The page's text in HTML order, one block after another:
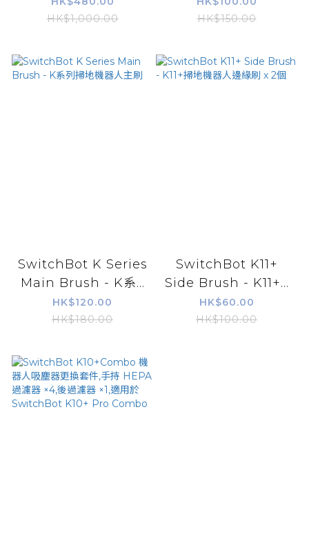
HK$1,000.00
HK$150.00
SwitchBot K Series
Main Brush - K系...
HK$120.00
HK$180.00
SwitchBot K11+
Side Brush - K11+...
HK$60.00
HK$100.00